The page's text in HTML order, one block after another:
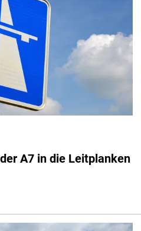
A7 in die Leitplanken